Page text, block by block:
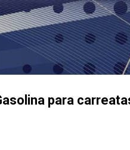
Pular para o
para